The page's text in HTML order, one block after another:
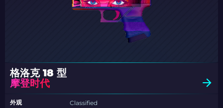
格洛克 18 型
摩登时代
外观
Classified